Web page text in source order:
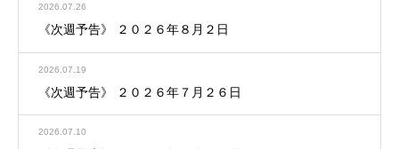
2026.07.26
《次週予告》 ２０２６年８月２日
2026.07.19
《次週予告》 ２０２６年７月２６日
2026.07.10